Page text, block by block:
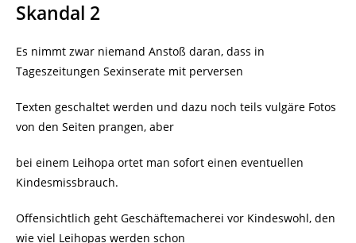
Skandal 2
Es nimmt zwar niemand Anstoß daran, dass in
Tageszeitungen Sexinserate mit perversen
Texten geschaltet werden und dazu noch teils vulgäre Fotos
von den Seiten prangen, aber
bei einem Leihopa ortet man sofort einen eventuellen
Kindesmissbrauch.
Offensichtlich geht Geschäftemacherei vor Kindeswohl, den
wie viel Leihopas werden schon